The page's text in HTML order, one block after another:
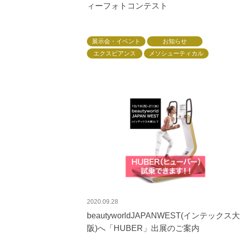
ィーフォトコンテスト
展示会・イベント
お知らせ
エクスビアンス
メソシューティカル
2020.09.28
beautyworldJAPANWEST(インテックス大
阪)へ「HUBER」出展のご案内